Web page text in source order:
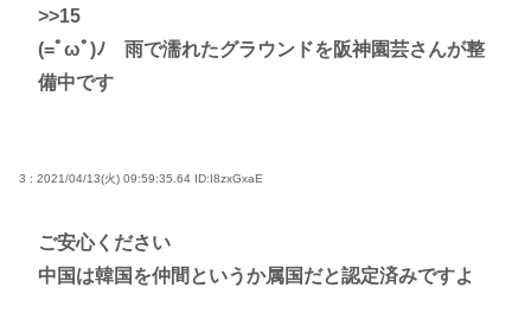
>>15
(=ﾟωﾟ)ﾉ 雨で濡れたグラウンドを阪神園芸さんが整
備中です
3 : 2021/04/13(火) 09:59:35.64 ID:I8zxGxaE
ご安心ください
中国は韓国を仲間というか属国だと認定済みですよ